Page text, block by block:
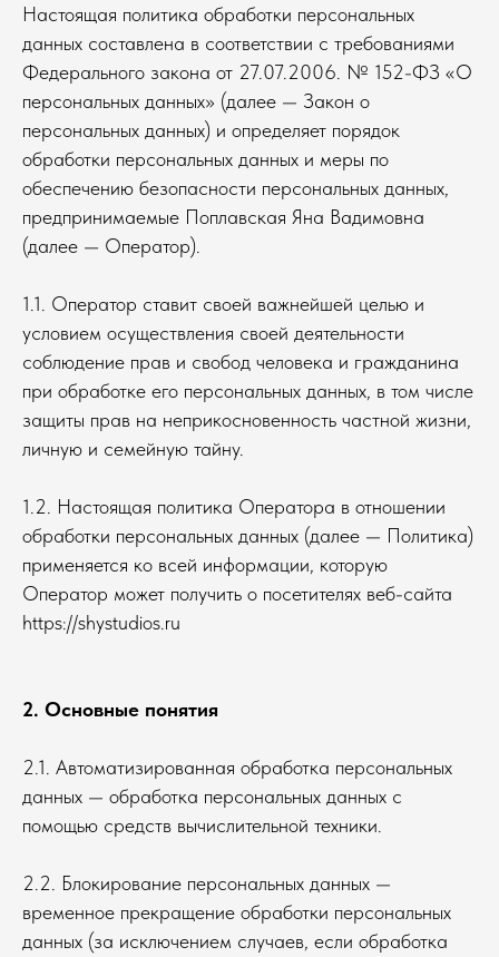
Настоящая политика обработки персональных
данных составлена в соответствии с требованиями
Федерального закона от 27.07.2006. № 152-ФЗ «О
персональных данных» (далее — Закон о
персональных данных) и определяет порядок
обработки персональных данных и меры по
обеспечению безопасности персональных данных,
предпринимаемые Поплавская Яна Вадимовна
(далее — Оператор).
1.1. Оператор ставит своей важнейшей целью и
условием осуществления своей деятельности
соблюдение прав и свобод человека и гражданина
при обработке его персональных данных, в том числе
защиты прав на неприкосновенность частной жизни,
личную и семейную тайну.
1.2. Настоящая политика Оператора в отношении
обработки персональных данных (далее — Политика)
применяется ко всей информации, которую
Оператор может получить о посетителях веб-сайта
https://shystudios.ru
2. Основные понятия
2.1. Автоматизированная обработка персональных
данных — обработка персональных данных с
помощью средств вычислительной техники.
2.2. Блокирование персональных данных —
временное прекращение обработки персональных
данных (за исключением случаев, если обработка